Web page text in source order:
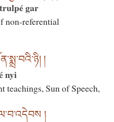
gar
non-referential
།
nyi
teachings, Sun of Speech,
།